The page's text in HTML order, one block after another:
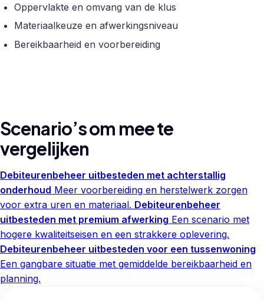
Oppervlakte en omvang van de klus
Materiaalkeuze en afwerkingsniveau
Bereikbaarheid en voorbereiding
Scenario’s om mee te
vergelijken
Debiteurenbeheer uitbesteden met achterstallig
onderhoud Meer voorbereiding en herstelwerk zorgen
voor extra uren en materiaal. Debiteurenbeheer
uitbesteden met premium afwerking Een scenario met
hogere kwaliteitseisen en een strakkere oplevering.
Debiteurenbeheer uitbesteden voor een tussenwoning
Een gangbare situatie met gemiddelde bereikbaarheid en
planning.